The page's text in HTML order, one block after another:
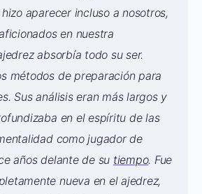
aparecer incluso a nosotros,
en nuestra
absorbía todo su ser.
métodos de preparación para
Sus análisis eran más largos y
en el espíritu de las
como jugador de
años delante de su tiempo. Fue
nueva en el ajedrez,